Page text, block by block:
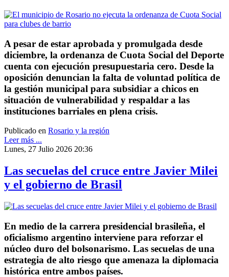
A pesar de estar aprobada y promulgada desde
diciembre, la ordenanza de Cuota Social del Deporte
cuenta con ejecución presupuestaria cero. Desde la
oposición denuncian la falta de voluntad política de
la gestión municipal para subsidiar a chicos en
situación de vulnerabilidad y respaldar a las
instituciones barriales en plena crisis.
Publicado en Rosario y la región
Leer más ...
Lunes, 27 Julio 2026 20:36
Las secuelas del cruce entre Javier Milei
y el gobierno de Brasil
En medio de la carrera presidencial brasileña, el
oficialismo argentino interviene para reforzar el
núcleo duro del bolsonarismo. Las secuelas de una
estrategia de alto riesgo que amenaza la diplomacia
histórica entre ambos países.